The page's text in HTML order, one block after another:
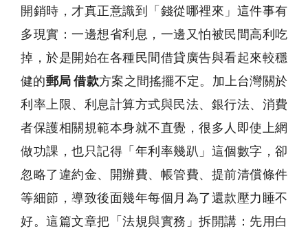
開銷時，才真正意識到「錢從哪裡來」這件事有
多現實：一邊想省利息，一邊又怕被民間高利吃
掉，於是開始在各種民間借貸廣告與看起來較穩
健的郵局 借款方案之間搖擺不定。加上台灣關於
利率上限、利息計算方式與民法、銀行法、消費
者保護相關規範本身就不直覺，很多人即使上網
做功課，也只記得「年利率幾趴」這個數字，卻
忽略了違約金、開辦費、帳管費、提前清償條件
等細節，導致後面幾年每個月為了還款壓力睡不
好。這篇文章把「法規與實務」拆開講：先用白